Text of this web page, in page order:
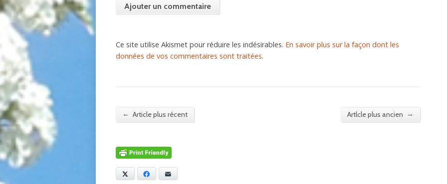
Ce site utilise Akismet pour réduire les indésirables. En savoir plus sur la façon dont les
données de vos commentaires sont traitées.
← Article plus récent Artlcle plus ancien →
Facebook